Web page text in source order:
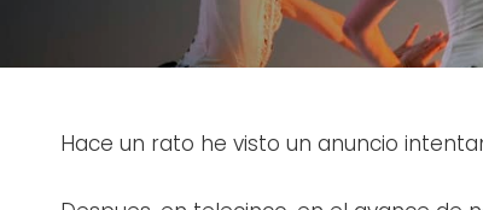
Hace un rato he visto un anuncio